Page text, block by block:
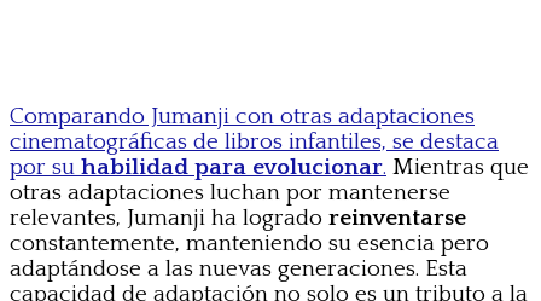
Comparando Jumanji con otras adaptaciones
cinematográficas de libros infantiles, se destaca
por su habilidad para evolucionar. Mientras que
otras adaptaciones luchan por mantenerse
relevantes, Jumanji ha logrado reinventarse
constantemente, manteniendo su esencia pero
adaptándose a las nuevas generaciones. Esta
capacidad de adaptación no solo es un tributo a la